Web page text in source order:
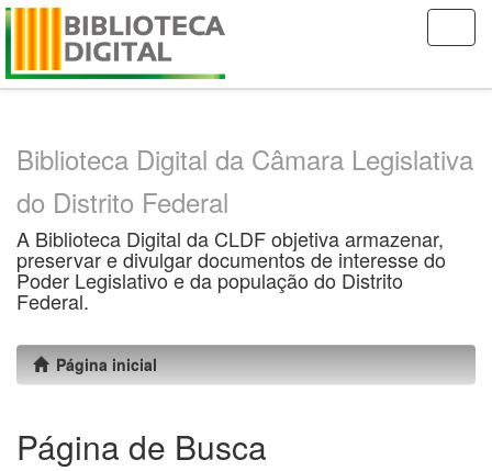
Skip
Biblioteca Digital da Câmara Legislativa
do Distrito Federal
A Biblioteca Digital da CLDF objetiva armazenar,
preservar e divulgar documentos de interesse do
Poder Legislativo e da população do Distrito
Federal.
Página inicial
Página de Busca